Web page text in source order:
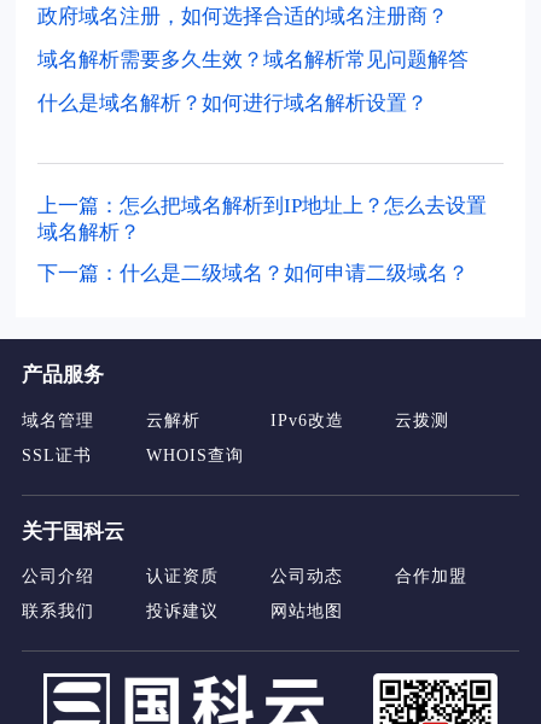
政府域名注册，如何选择合适的域名注册商？
域名解析需要多久生效？域名解析常见问题解答
什么是域名解析？如何进行域名解析设置？
上一篇：怎么把域名解析到IP地址上？怎么去设置
域名解析？
下一篇：什么是二级域名？如何申请二级域名？
产品服务
域名管理 云解析 IPv6改造
云拨测
SSL证书
WHOIS查询
关于国科云
公司介绍 认证资质 公司动态
合作加盟
联系我们
投诉建议 网站地图